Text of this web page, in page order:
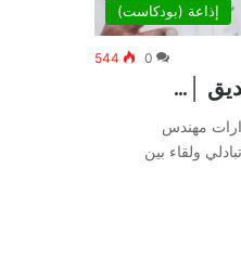
إذاعة (بودكاست)
0
544
│…
مهندس
ولقاء بين